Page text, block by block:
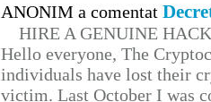
ANONIM a comentat
HIRE A GENUINE
Hello everyone, The
individuals have lost their
victim. Last October I was